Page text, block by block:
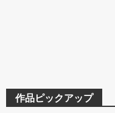
作品ピックアップ